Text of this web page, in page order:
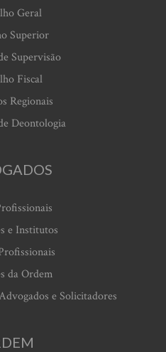
Geral
Superior
Supervisão
Fiscal
Regionais
Deontologia
e Institutos
da Ordem
e Solicitadores